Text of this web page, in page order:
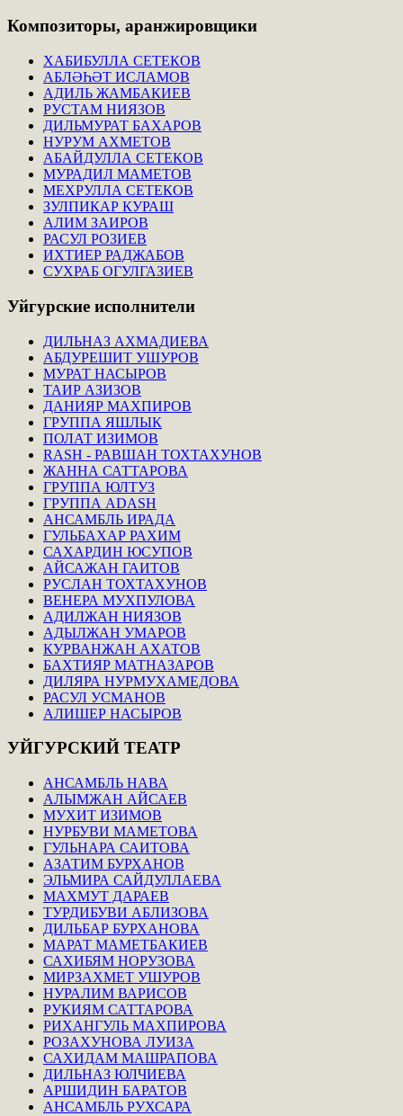
Композиторы, аранжировщики
ХАБИБУЛЛА СЕТЕКОВ
АБЛӘҺӘТ ИСЛАМОВ
АДИЛЬ ЖАМБАКИЕВ
РУСТАМ НИЯЗОВ
ДИЛЬМУРАТ БАХАРОВ
НУРУМ АХМЕТОВ
АБАЙДУЛЛА СЕТЕКОВ
МУРАДИЛ МАМЕТОВ
МЕХРУЛЛА СЕТЕКОВ
ЗУЛПИКАР КУРАШ
АЛИМ ЗАИРОВ
РАСУЛ РОЗИЕВ
ИХТИЕР РАДЖАБОВ
СУХРАБ ОГУЛГАЗИЕВ
Уйгурские исполнители
ДИЛЬНАЗ АХМАДИЕВА
АБДУРЕШИТ УШУРОВ
МУРАТ НАСЫРОВ
ТАИР АЗИЗОВ
ДАНИЯР МАХПИРОВ
ГРУППА ЯШЛЫК
ПОЛАТ ИЗИМОВ
RASH - РАВШАН ТОХТАХУНОВ
ЖАННА САТТАРОВА
ГРУППА ЮЛТУЗ
ГРУППА ADASH
АНСАМБЛЬ ИРАДА
ГУЛЬБАХАР РАХИМ
САХАРДИН ЮСУПОВ
АЙСАЖАН ГАИТОВ
РУСЛАН ТОХТАХУНОВ
ВЕНЕРА МУХПУЛОВА
АДИЛЖАН НИЯЗОВ
АДЫЛЖАН УМАРОВ
КУРВАНЖАН АХАТОВ
БАХТИЯР МАТНАЗАРОВ
ДИЛЯРА НУРМУХАМЕДОВА
РАСУЛ УСМАНОВ
АЛИШЕР НАСЫРОВ
УЙГУРСКИЙ ТЕАТР
АНСАМБЛЬ НАВА
АЛЫМЖАН АЙСАЕВ
МУХИТ ИЗИМОВ
НУРБУВИ МАМЕТОВА
ГУЛЬНАРА САИТОВА
АЗАТИМ БУРХАНОВ
ЭЛЬМИРА САЙДУЛЛАЕВА
МАХМУТ ДАРАЕВ
ТУРДИБУВИ АБЛИЗОВА
ДИЛЬБАР БУРХАНОВА
МАРАТ МАМЕТБАКИЕВ
САХИБЯМ НОРУЗОВА
МИРЗАХМЕТ УШУРОВ
НУРАЛИМ ВАРИСОВ
РУКИЯМ САТТАРОВА
РИХАНГУЛЬ МАХПИРОВА
РОЗАХУНОВА ЛУИЗА
САХИДАМ МАШРАПОВА
ДИЛЬНАЗ ЮЛЧИЕВА
АРШИДИН БАРАТОВ
АНСАМБЛЬ РУХСАРА